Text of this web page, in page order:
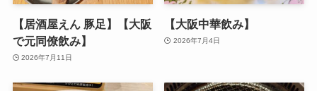
【居酒屋えん 豚足】【大阪
で元同僚飲み】
2026年7月11日
【大阪中華飲み】
2026年7月4日